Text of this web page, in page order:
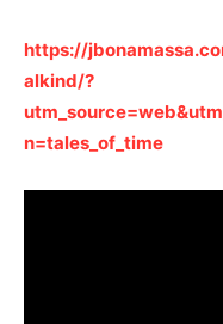
https://
alkind/?
n=tales_of_time